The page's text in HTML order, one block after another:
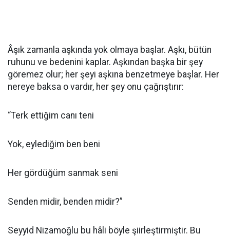
Âşık zamanla aşkında yok olmaya başlar. Aşkı, bütün
ruhunu ve bedenini kaplar. Aşkından başka bir şey
göremez olur; her şeyi aşkına benzetmeye başlar. Her
nereye baksa o vardır, her şey onu çağrıştırır:
“Terk ettiğim canı teni
Yok, eylediğim ben beni
Her gördüğüm sanmak seni
Senden midir, benden midir?”
Seyyid Nizamoğlu bu hâli böyle şiirleştirmiştir. Bu